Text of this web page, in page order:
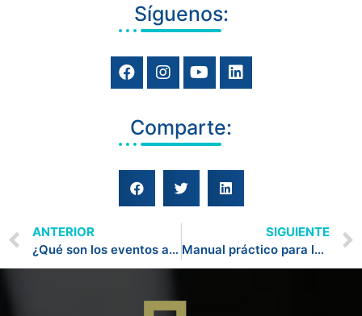
Síguenos:
Comparte:
ANTERIOR
¿Qué son los eventos anime?
SIGUIENTE
Manual práctico para la organización de eventos